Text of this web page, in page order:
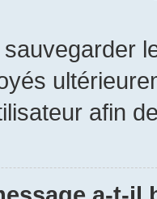
afin